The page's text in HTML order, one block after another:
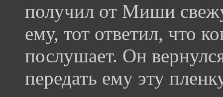
получил от Миши
ему, тот ответил, что
послушает. Он
передать ему эту